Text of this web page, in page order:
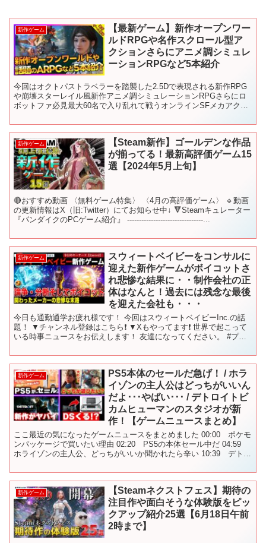
新作ゲーム
【最新ゲーム】新作オープンワー
ルドRPGや名作スクロール型ア
クションさらにアニメ調シミュレ
ーションRPGなど5本紹介
今回はオクトパストラベラーを踏襲した2.5Dで表現される新作RPG
や崩壊スターレイル風新作アニメ調シミュレーションRPGさらにロ
ボットファ必見最大60名で入り乱れて戦うオンラインSFメカアクシ
新作ゲーム
【Steam新作】ゴールデンな作品
が揃ってる！最新高評価ゲーム15
選【2024年5月上旬】
🔴おすすめ動画 〈無料ゲーム特集〉 〈4月の高評価ゲーム〉 🔹動画
の更新情報はX（旧:Twitter）にてお知らせ中↓ 🔻Steamキュレーター
『パンダイクのPCゲーム紹介』 --------------------------------...
新作ゲーム
スウィートベイビーをコンサルに
迎えた新作ゲームがボイコットさ
れ悲惨な結果に・・制作会社の正
体はなんと！過去には残念な最後
を迎えた会社も・・・
今日も通勤通学お疲れ様です！ 今回はスウィートベイビーInc.の話
題！ ▼チャンネル登録はこちら❗️ ▼Xもやってます❗️ 世界で起こって
いる時事ニュースをお伝えします！ 友達になってください。 #プク
新作ゲーム
PS5本体のセールだ急げ！ / ホラ
イゾンの主人公はどっちがいいん
だよ･･･やばい･･･ / デトロイトビ
カムヒューマンのスタジオが新
作！【ゲームニュースまとめ】
ここ最近の気になったゲームニュースをまとめました 00:00 ポケモ
ンパッケージで買いたい理由 02:20 PS5の本体セール中だ 04:59
ホライゾンの主人公、どっちがいいか聞かれたら辛い 10:39 デトロ
新作ゲーム
【Steamネクストフェス】期待の
注目作や面白そうな体験版をピッ
クアップ紹介25選【6月18日午前
2時まで】